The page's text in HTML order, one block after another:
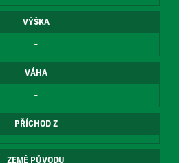
VÝŠKA
-
VÁHA
-
PŘÍCHOD Z
ZEMĚ PŮVODU